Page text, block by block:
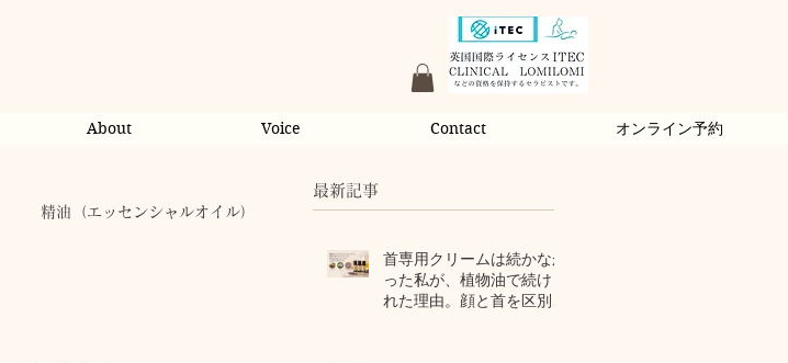
About Voice Contact オンライン予約
精油（エッセンシャルオイル）
最新記事
首専用クリームは続かなか
った私が、植物油で続けら
れた理由。顔と首を区別し